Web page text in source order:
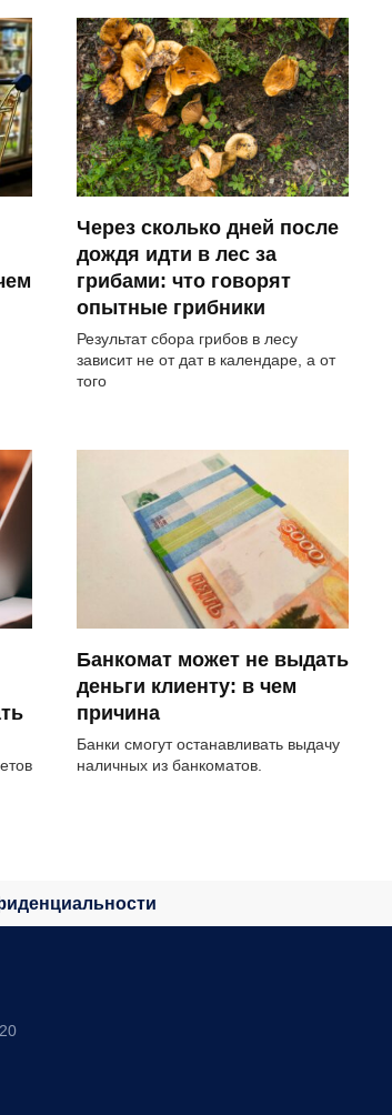
Через сколько дней после
дождя идти в лес за
грибами: что говорят
опытные грибники
Результат сбора грибов в лесу
зависит не от дат в календаре, а от
того
Банкомат может не выдать
деньги клиенту: в чем
причина
Банки смогут останавливать выдачу
наличных из банкоматов.